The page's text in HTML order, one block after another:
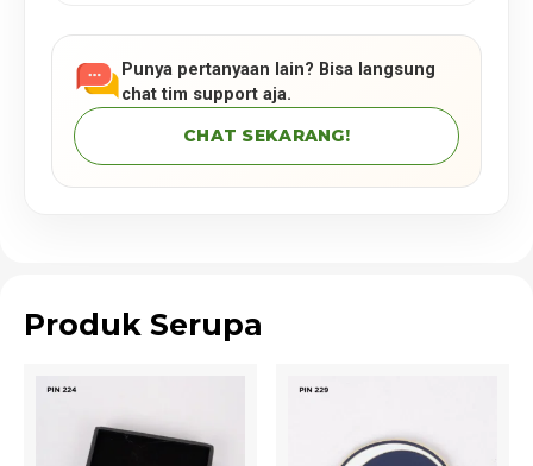
Punya pertanyaan lain? Bisa langsung
chat tim support aja.
CHAT SEKARANG!
Produk Serupa